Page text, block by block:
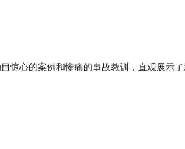
惊心的案例和惨痛的事故教训，直观展示